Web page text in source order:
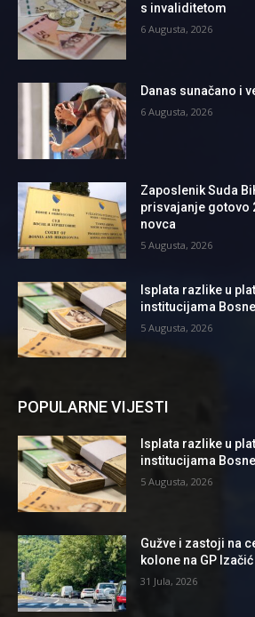
s invaliditetom
6 Augusta, 2026
Danas sunačano i
6 Augusta, 2026
Zaposlenik Suda
prisvajanje gotovo
novca
5 Augusta, 2026
Isplata razlike u
institucijama
5 Augusta, 2026
POPULARNE VIJESTI
Isplata razlike u
institucijama
5 Augusta, 2026
Gužve i zastoji na
kolone na GP
31 Jula, 2026